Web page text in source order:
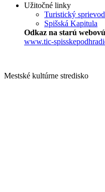
Užitočné linky
Turistický
Spišská Kapitula
Odkaz na starú
www.tic-
Mestské kultúrne stredisko